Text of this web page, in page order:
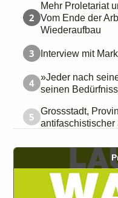
2
Mehr Proletariat
Vom Ende der
Wiederaufbau
3 Interview mit
4
»Jeder nach
seinen
5
Grossstadt,
antifaschistischer